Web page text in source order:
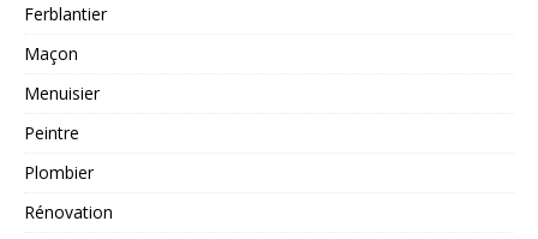
Ferblantier
Maçon
Menuisier
Peintre
Plombier
Rénovation